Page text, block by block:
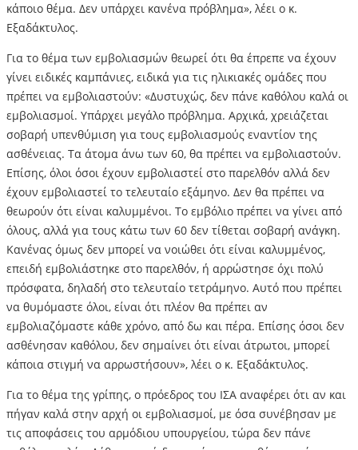
κάποιο θέμα. Δεν υπάρχει κανένα πρόβλημα», λέει ο κ.
Εξαδάκτυλος.
Για το θέμα των εμβολιασμών θεωρεί ότι θα έπρεπε να έχουν
γίνει ειδικές καμπάνιες, ειδικά για τις ηλικιακές ομάδες που
πρέπει να εμβολιαστούν: «Δυστυχώς, δεν πάνε καθόλου καλά οι
εμβολιασμοί. Υπάρχει μεγάλο πρόβλημα. Αρχικά, χρειάζεται
σοβαρή υπενθύμιση για τους εμβολιασμούς εναντίον της
ασθένειας. Τα άτομα άνω των 60, θα πρέπει να εμβολιαστούν.
Επίσης, όλοι όσοι έχουν εμβολιαστεί στο παρελθόν αλλά δεν
έχουν εμβολιαστεί το τελευταίο εξάμηνο. Δεν θα πρέπει να
θεωρούν ότι είναι καλυμμένοι. Το εμβόλιο πρέπει να γίνει από
όλους, αλλά για τους κάτω των 60 δεν τίθεται σοβαρή ανάγκη.
Κανένας όμως δεν μπορεί να νοιώθει ότι είναι καλυμμένος,
επειδή εμβολιάστηκε στο παρελθόν, ή αρρώστησε όχι πολύ
πρόσφατα, δηλαδή στο τελευταίο τετράμηνο. Αυτό που πρέπει
να θυμόμαστε όλοι, είναι ότι πλέον θα πρέπει αν
εμβολιαζόμαστε κάθε χρόνο, από δω και πέρα. Επίσης όσοι δεν
ασθένησαν καθόλου, δεν σημαίνει ότι είναι άτρωτοι, μπορεί
κάποια στιγμή να αρρωστήσουν», λέει ο κ. Εξαδάκτυλος.
Για το θέμα της γρίπης, ο πρόεδρος του ΙΣΑ αναφέρει ότι αν και
πήγαν καλά στην αρχή οι εμβολιασμοί, με όσα συνέβησαν με
τις αποφάσεις του αρμόδιου υπουργείου, τώρα δεν πάνε